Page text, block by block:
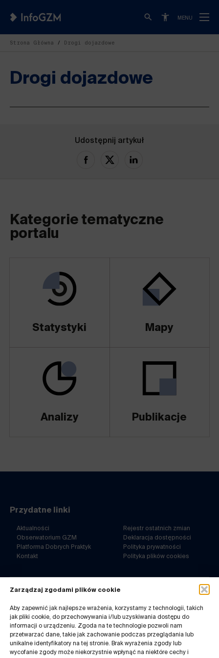
Zarządzaj zgodami plików cookie
Aby zapewnić jak najlepsze wrażenia, korzystamy z technologii, takich
jak pliki cookie, do przechowywania i/lub uzyskiwania dostępu do
informacji o urządzeniu. Zgoda na te technologie pozwoli nam
przetwarzać dane, takie jak zachowanie podczas przeglądania lub
unikalne identyfikatory na tej stronie. Brak wyrażenia zgody lub
wycofanie zgody może niekorzystnie wpłynąć na niektóre cechy i
MENU
Strona Główna Drogi dojazdowe
Drogi dojazdowe
Udostępnij artykuł
Kategorie tematyczne
portalu
Statystyki Mapy
Analizy Publikacje
40-053 Katowice
32 7180-767
pn-pt. 8-14
Kontakt do redakcji:
infogzm@metropoliagzm.pl
Przydatne linki
Aktualności
Obserwatorium GZM
Platforma Dobrych Praktyk
Kontakt
Rejestr ostatnich zmian
Deklaracja dostępności
Polityka prywatności
Polityka plików cookies